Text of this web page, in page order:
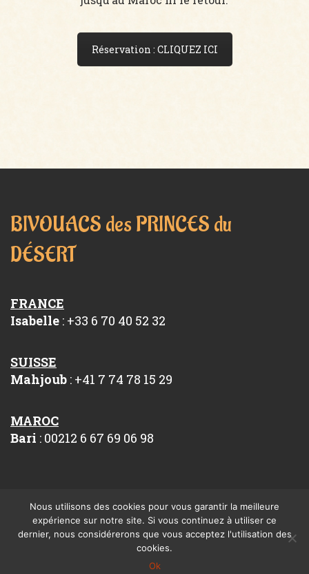
Réservation : CLIQUEZ ICI
BIVOUACS des PRINCES du
DÉSERT
FRANCE
Isabelle : +33 6 70 40 52 32
SUISSE
Mahjoub : +41 7 74 78 15 29
MAROC
Bari : 00212 6 67 69 06 98
Réalisation Rhonalpcom
Nous utilisons des cookies pour vous garantir la meilleure
expérience sur notre site. Si vous continuez à utiliser ce
dernier, nous considérerons que vous acceptez l'utilisation des
cookies.
Ok